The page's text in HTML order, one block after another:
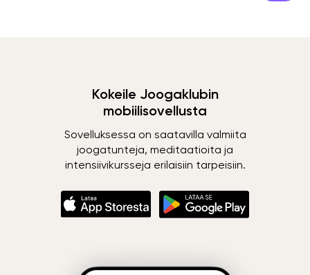
Kokeile Joogaklubin
mobiilisovellusta
Sovelluksessa on saatavilla valmiita
joogatunteja, meditaatioita ja
intensiivikursseja erilaisiin tarpeisiin.